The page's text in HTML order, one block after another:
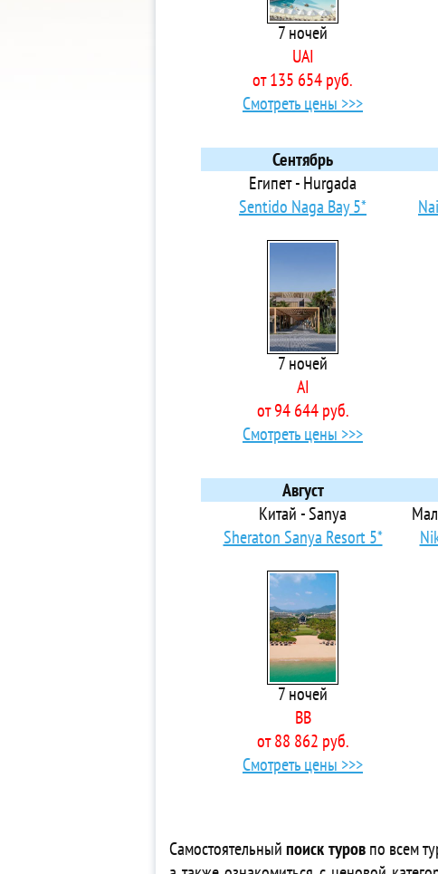
5*
4*
5*
5*
5*
5*
3*
4*
4*
5*
4*
4*
4*
5*
Apts
3*
4*
4*
5*
4*
4*
4*
5*
5*
5*
4*
4*
4*
3*
3*
5*
7 ночей
UAI
от 135 654 руб.
Смотреть цены >>>
Сентябрь
Египет - Hurgada
Sentido Naga Bay 5*
7 ночей
AI
от 94 644 руб.
Смотреть цены >>>
Август
Китай - Sanya
Sheraton Sanya Resort 5*
7 ночей
BB
от 88 862 руб.
Смотреть цены >>>
Самостоятельныйпоиск туровпо всем